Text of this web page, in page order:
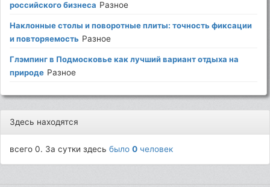
российского бизнеса Разное
Наклонные столы и поворотные плиты: точность фиксации
и повторяемость Разное
Глэмпинг в Подмосковье как лучший вариант отдыха на
природе Разное
Здесь находятся
всего 0. За сутки здесьбыло0 человек